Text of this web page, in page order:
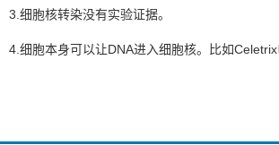
3.细胞核转染没有实验证据。
4.细胞本身可以让DNA进入细胞核。比如